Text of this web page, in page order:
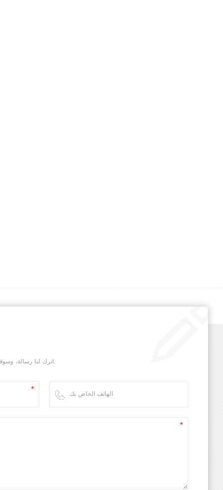
اترك لنا رسالة، وسوف نقوم بالرد عليك في أسرع وقت ممكن.